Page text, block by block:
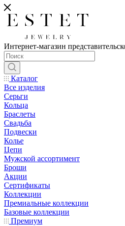
Интернет-магазин
Каталог
Все изделия
Серьги
Кольца
Браслеты
Свадьба
Подвески
Колье
Цепи
Мужской ассортимент
Броши
Акции
Сертификаты
Коллекции
Премиальные коллекции
Базовые коллекции
Премиум